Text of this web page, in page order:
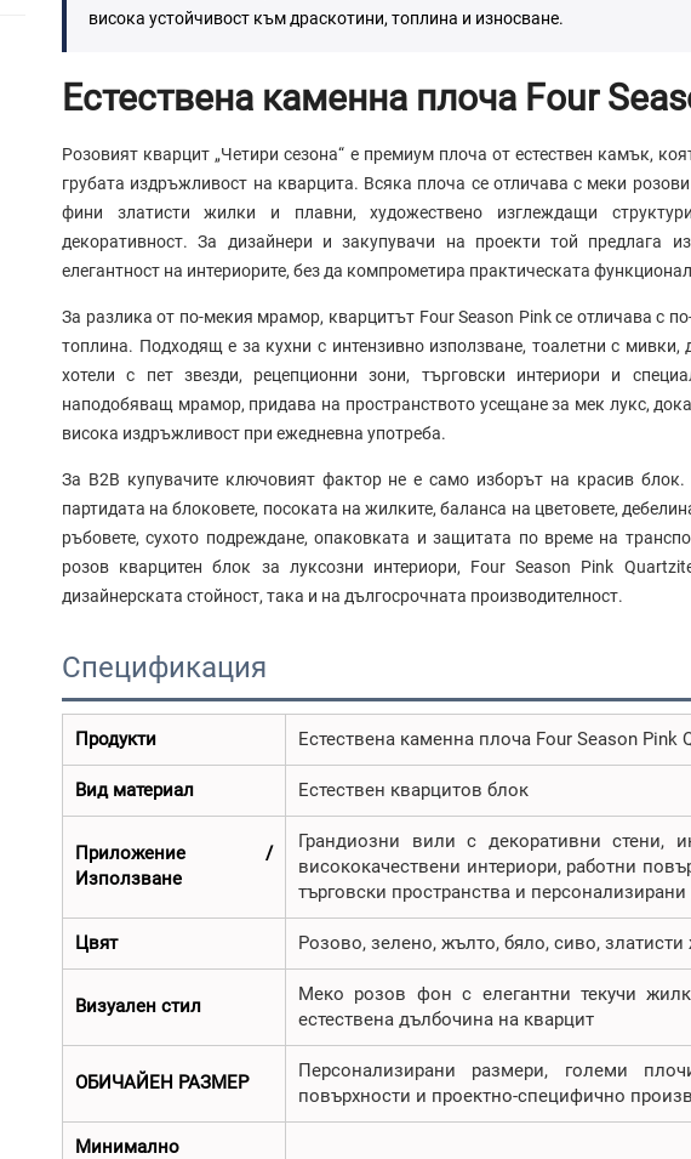
висока устойчивост към драскотини, топлина и износване.
Естествена каменна плоча Four
Розовият кварцит „Четири сезона“ е премиум плоча от естествен камък,
грубата издръжливост на кварцита. Всяка плоча се отличава с меки
фини златисти жилки и плавни, художествено изглеждащи
декоративност. За дизайнери и закупувачи на проекти той предлага
елегантност на интериорите, без да компрометира практическата
За разлика от по-мекия мрамор, кварцитът Four Season Pink се отличава с
топлина. Подходящ е за кухни с интензивно използване, тоалетни с мивки,
хотели с пет звезди, рецепционни зони, търговски интериори и
наподобяващ мрамор, придава на пространството усещане за мек лукс,
висока издръжливост при ежедневна употреба.
За B2B купувачите ключовият фактор не е само изборът на красив блок.
партидата на блоковете, посоката на жилките, баланса на цветовете,
ръбовете, сухото подреждане, опаковката и защитата по време на
розов кварцитен блок за луксозни интериори, Four Season Pink
дизайнерската стойност, така и на дългосрочната производителност.
Спецификация
Продукти Естествена каменна плоча Four Season Pink
Вид материал Естествен кварцитов блок
Приложение /
Използване
Грандиозни вили с декоративни стени,
висококачествени интериори, работни
търговски пространства и
Цвят Розово, зелено, жълто, бяло, сиво,
Визуален стил
Меко розов фон с елегантни текучи
естествена дълбочина на кварцит
ОБИЧАЙЕН РАЗМЕР
Персонализирани размери, големи
повърхности и проектно-специфично
Минимално